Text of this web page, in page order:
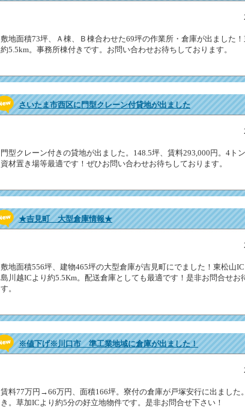
敷地面積73坪、Ａ棟、Ｂ棟合わせた69坪の作業所・倉庫が出ました！
約5.5km。事務所棟付きです。お問い合わせお待ちしております。
さいたま市西区に門型クレーン付貸地が出ました
門型クレーン付きの貸地が出ました。148.5坪、賃料293,000円。4ト
資材置き場等最適です！ぜひお問い合わせお待ちしております。
★吉見町 大型倉庫情報★
敷地面積556坪、建物465坪の大型倉庫が吉見町にでました！東松山IC
島川越ICより約5.5Km。配送倉庫としても最適です！是非お問合せお
す。
※値下げ※川口市 準工業地域に倉庫が出ました！
賃料77万円→66万円、面積166坪。寮付の倉庫が戸塚安行に出ました
き。草加ICより約5分の好立地物件です。是非お問合せ下さい！